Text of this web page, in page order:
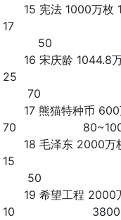
15 宪法 1000
17
50
16 宋庆龄
25
70
17 熊猫特种币
70
18 毛泽东
15
50
19 希望工程
10 3800